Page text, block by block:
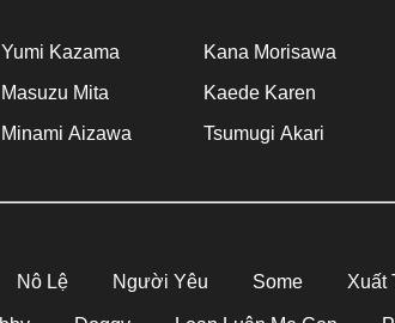
Yumi Kazama
Masuzu Mita
Minami Aizawa
Kana Morisawa
Kaede Karen
Tsumugi Akari
Nô Lệ Người Yêu Some Xuất